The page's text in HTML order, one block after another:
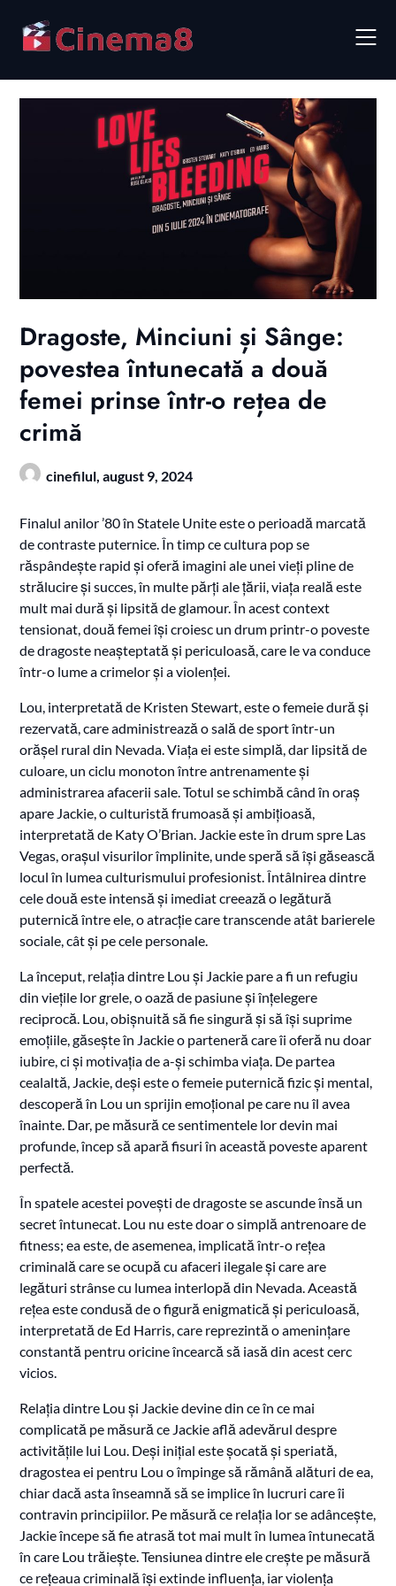
content
Dragoste, Minciuni și Sânge:
povestea întunecată a două
femei prinse într-o rețea de
crimă
cinefilul,august 9, 2024
Finalul anilor ’80 în Statele Unite este o perioadă marcată
de contraste puternice. În timp ce cultura pop se
răspândește rapid și oferă imagini ale unei vieți pline de
strălucire și succes, în multe părți ale țării, viața reală este
mult mai dură și lipsită de glamour. În acest context
tensionat, două femei își croiesc un drum printr-o poveste
de dragoste neașteptată și periculoasă, care le va conduce
într-o lume a crimelor și a violenței.
Lou, interpretată de Kristen Stewart, este o femeie dură și
rezervată, care administrează o sală de sport într-un
orășel rural din Nevada. Viața ei este simplă, dar lipsită de
culoare, un ciclu monoton între antrenamente și
administrarea afacerii sale. Totul se schimbă când în oraș
apare Jackie, o culturistă frumoasă și ambițioasă,
interpretată de Katy O’Brian. Jackie este în drum spre Las
Vegas, orașul visurilor împlinite, unde speră să își găsească
locul în lumea culturismului profesionist. Întâlnirea dintre
cele două este intensă și imediat creează o legătură
puternică între ele, o atracție care transcende atât barierele
sociale, cât și pe cele personale.
La început, relația dintre Lou și Jackie pare a fi un refugiu
din viețile lor grele, o oază de pasiune și înțelegere
reciprocă. Lou, obișnuită să fie singură și să își suprime
emoțiile, găsește în Jackie o parteneră care îi oferă nu doar
iubire, ci și motivația de a-și schimba viața. De partea
cealaltă, Jackie, deși este o femeie puternică fizic și mental,
descoperă în Lou un sprijin emoțional pe care nu îl avea
înainte. Dar, pe măsură ce sentimentele lor devin mai
profunde, încep să apară fisuri în această poveste aparent
perfectă.
În spatele acestei povești de dragoste se ascunde însă un
secret întunecat. Lou nu este doar o simplă antrenoare de
fitness; ea este, de asemenea, implicată într-o rețea
criminală care se ocupă cu afaceri ilegale și care are
legături strânse cu lumea interlopă din Nevada. Această
rețea este condusă de o figură enigmatică și periculoasă,
interpretată de Ed Harris, care reprezintă o amenințare
constantă pentru oricine încearcă să iasă din acest cerc
vicios.
Relația dintre Lou și Jackie devine din ce în ce mai
complicată pe măsură ce Jackie află adevărul despre
activitățile lui Lou. Deși inițial este șocată și speriată,
dragostea ei pentru Lou o împinge să rămână alături de ea,
chiar dacă asta înseamnă să se implice în lucruri care îi
contravin principiilor. Pe măsură ce relația lor se adâncește,
Jackie începe să fie atrasă tot mai mult în lumea întunecată
în care Lou trăiește. Tensiunea dintre ele crește pe măsură
ce rețeaua criminală își extinde influența, iar violența